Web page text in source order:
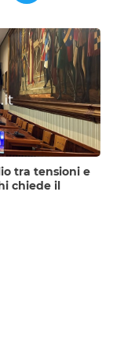
tra tensioni e
chiede il